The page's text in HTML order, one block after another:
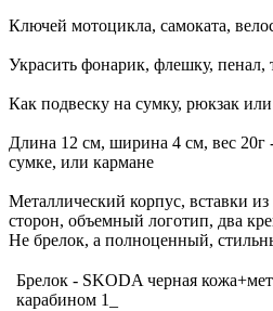
Ключей мотоцикла, самоката,
Украсить фонарик, флешку, пенал,
Как подвеску на сумку, рюкзак
Длина 12 см, ширина 4 см, вес 20г
сумке, или кармане
Металлический корпус, вставки
сторон, объемный логотип, два
Не брелок, а полноценный,
Брелок - SKODA черная
карабином 1_